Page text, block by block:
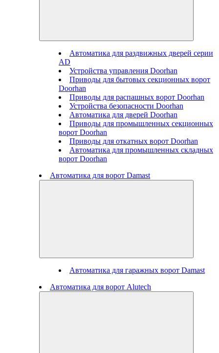
Автоматика для раздвижных дверей серии
AD
Устройства управления Doorhan
Приводы для бытовых секционных ворот
Doorhan
Приводы для распашных ворот Doorhan
Устройства безопасности Doorhan
Автоматика для дверей Doorhan
Приводы для промышленных секционных
ворот Doorhan
Приводы для откатных ворот Doorhan
Автоматика для промышленных складных
ворот Doorhan
Автоматика для ворот Damast
Автоматика для гаражных ворот Damast
Автоматика для ворот Alutech